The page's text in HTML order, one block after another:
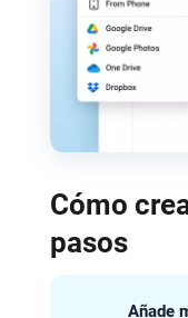
Cómo
pasos
Añade